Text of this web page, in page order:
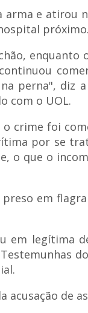
arma e atirou
enquanto
perna", diz
com o UOL.
o crime foi
por se
o que o
em
em legítima
acusação de